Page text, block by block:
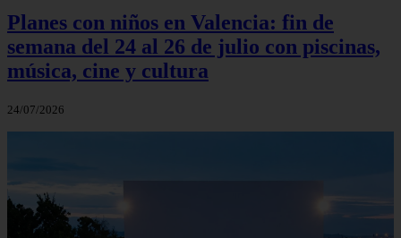
Planes con niños en Valencia: fin de
semana del 24 al 26 de julio con piscinas,
música, cine y cultura
24/07/2026